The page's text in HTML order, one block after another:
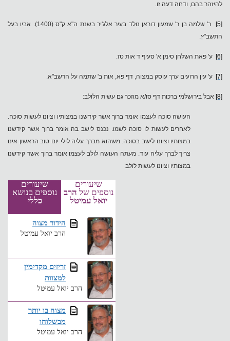
להיזהר בהם, ודחה דעה זו.
[5]
ר' שלמה בן ר' שמעון דוראן נולד בעיר אלג'יר בשנת ה"א ק"ס (1400). אביו בעל
התשב"ץ.
[6] ע' פאת השלחן סימן א' סעיף ד אות טז.
[7] ע' עין הרועים ערך עוסק במצוה, דף פא, אות ב' שתמה על הרשב"א.
[8] אבל בירושלמי ברכות דף סו/א מוזכר גם עשית הלולב:
העושה סוכה לעצמו אומר ברוך אשר קידשנו במצותיו וציונו לעשות סוכה.
לאחרים לעשות לו סוכה לשמו. נכנס לישב בה אומר ברוך אשר קידשנו
במצותיו וציונו לישב בסוכה. משהוא מברך עליה לילי יום טוב הראשון אינו
צריך לברך עליה עוד. מעתה העושה לולב לעצמו אומר ברוך אשר קידשנו
במצותיו וציונו לעשות לולב
שיעורים
נוספים של הרב
יואל עמיטל
שיעורים
נוספים בנושא
כללי
הידור מצוה
הרב יואל עמיטל
זריזים מקדימין
למצוות
הרב יואל עמיטל
מצוה בו יותר
מבשלוחו
הרב יואל עמיטל